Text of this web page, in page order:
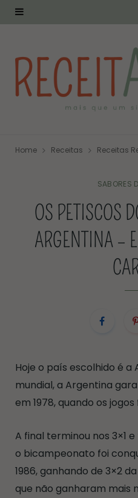
Home Receitas Receitas
SABORES
OS PETISCOS
ARGENTINA –
Hoje o país escolhido é a
mundial, a Argentina
em 1978, quando os
A final terminou nos 3×1
o bicampeonato foi
1986, ganhando de 3×2
que não ganharam mais